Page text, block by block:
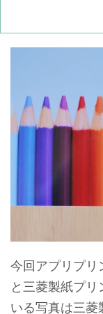
今回アプリプリ
と三菱製紙プ
いる写真は三菱